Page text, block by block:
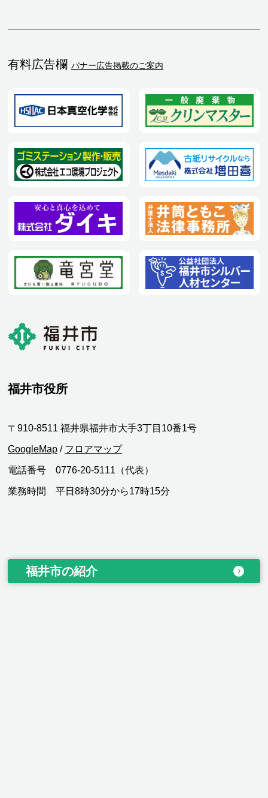
有料広告欄 バナー広告掲載のご案内
福井市役所
〒910-8511 福井県福井市大手3丁目10番1号
GoogleMap / フロアマップ
電話番号 0776-20-5111（代表）
業務時間 平日8時30分から17時15分
福井市の紹介